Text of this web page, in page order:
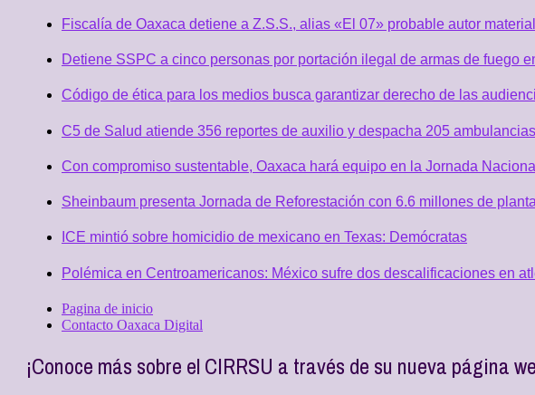
Fiscalía de Oaxaca detiene a Z.S.S., alias «El 07» probable autor
Detiene SSPC a cinco personas por portación ilegal de armas de fuego
Código de ética para los medios busca garantizar derecho de las
C5 de Salud atiende 356 reportes de auxilio y despacha 205
Con compromiso sustentable, Oaxaca hará equipo en la Jornada
Sheinbaum presenta Jornada de Reforestación con 6.6 millones de
ICE mintió sobre homicidio de mexicano en Texas: Demócratas
Polémica en Centroamericanos: México sufre dos descalificaciones en
Pagina de inicio
Contacto Oaxaca Digital
¡Conoce más sobre el CIRRSU a través de su nueva página